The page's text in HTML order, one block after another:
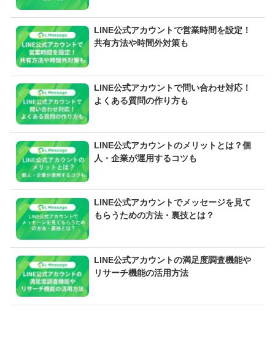
LINE公式アカウントで営業時間を設定！
共有方法や時間外対策も
LINE公式アカウントで問い合わせ対応！
よくある質問の作り方も
LINE公式アカウントのメリットとは？個
人・企業が運用するコツも
LINE公式アカウントでメッセージを見て
もらうための方法・裏技とは？
LINE公式アカウントの満足度調査機能や
リサーチ機能の活用方法